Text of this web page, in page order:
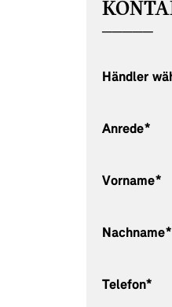
Händler
Anrede*
Vorname*
Nachname*
Telefon*